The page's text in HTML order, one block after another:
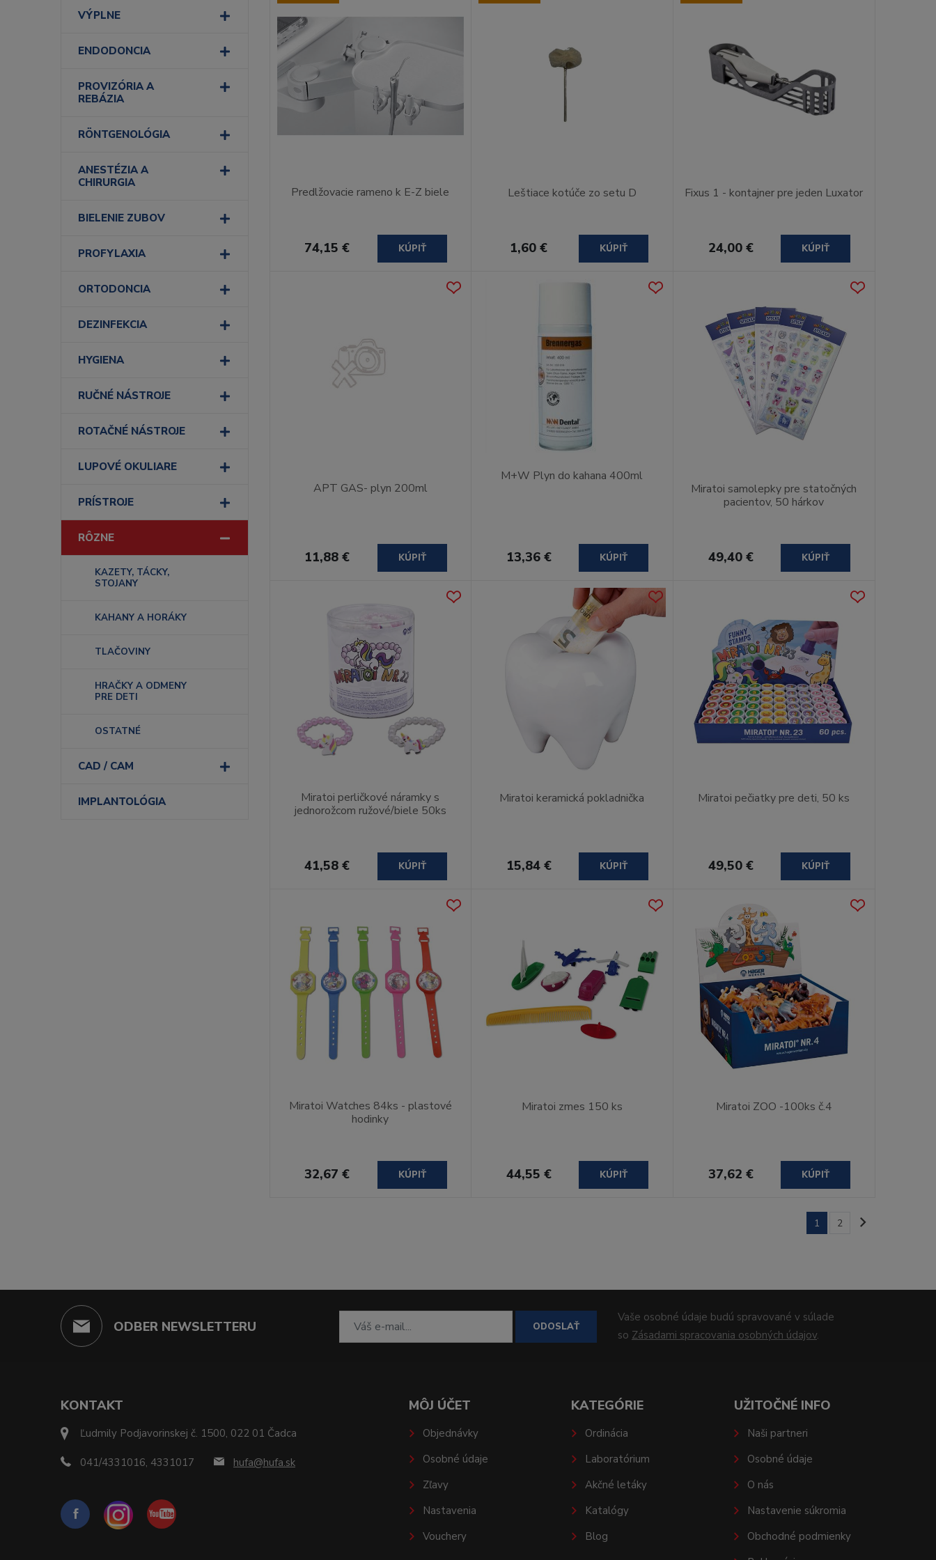
VÝPLNE
ENDODONCIA
PROVIZÓRIA A
REBÁZIA
RÖNTGENOLÓGIA
ANESTÉZIA A
CHIRURGIA
BIELENIE ZUBOV
PROFYLAXIA
ORTODONCIA
DEZINFEKCIA
HYGIENA
RUČNÉ NÁSTROJE
ROTAČNÉ NÁSTROJE
LUPOVÉ OKULIARE
PRÍSTROJE
RÔZNE
KAZETY, TÁCKY,
STOJANY
KAHANY A HORÁKY
TLAČOVINY
HRAČKY A ODMENY
PRE DETI
OSTATNÉ
CAD / CAM
IMPLANTOLÓGIA
Predlžovacie rameno k E-Z biele
74,15 € KÚPIŤ
Leštiace kotúče zo setu D
1,60 € KÚPIŤ
Fixus 1 - kontajner pre jeden Luxator
24,00 € KÚPIŤ
APT GAS- plyn 200ml
11,88 € KÚPIŤ
M+W Plyn do kahana 400ml
13,36 € KÚPIŤ
Miratoi samolepky pre statočných
pacientov, 50 hárkov
49,40 € KÚPIŤ
Miratoi perličkové náramky s
jednorožcom ružové/biele 50ks
41,58 € KÚPIŤ
Miratoi keramická pokladnička
15,84 € KÚPIŤ
Miratoi pečiatky pre deti, 50 ks
49,50 € KÚPIŤ
Miratoi Watches 84ks - plastové
hodinky
32,67 € KÚPIŤ
Miratoi zmes 150 ks
44,55 € KÚPIŤ
Miratoi ZOO -100ks č.4
37,62 € KÚPIŤ
1 2
ODBER NEWSLETTERU ODOSLAŤ
Vaše osobné údaje budú spravované v súlade
so Zásadami spracovania osobných údajov.
KONTAKT
Ľudmily Podjavorinskej č. 1500, 022 01 Čadca
041/4331016, 4331017 hufa@hufa.sk
MÔJ ÚČET
Objednávky
Osobné údaje
Zľavy
Nastavenia
Vouchery
KATEGÓRIE
Ordinácia
Laboratórium
Akčné letáky
Katalógy
Blog
UŽITOČNÉ INFO
Naši partneri
Osobné údaje
O nás
Nastavenie súkromia
Obchodné podmienky